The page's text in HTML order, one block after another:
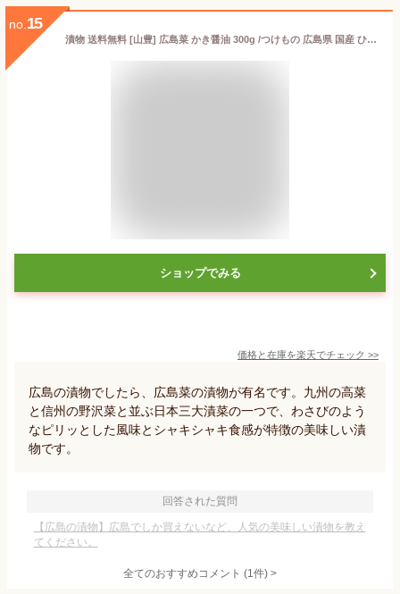
no. 15
漬物 送料無料 [山豊] 広島菜 かき醤油 300g /つけもの 広島県 国産 ひろしま お土産 広島菜 牡蠣 かきしょうゆ おにぎり お茶漬け 和食 はし休め おむすび お漬物 ぱりぱり食感 古漬
ショップでみる
価格と在庫を楽天でチェック >>
広島の漬物でしたら、広島菜の漬物が有名です。九州の高菜
と信州の野沢菜と並ぶ日本三大漬菜の一つで、わさびのよう
なピリッとした風味とシャキシャキ食感が特徴の美味しい漬
物です。
回答された質問
【広島の漬物】広島でしか買えないなど、人気の美味しい漬物を教え
てください。
全てのおすすめコメント (1件) >